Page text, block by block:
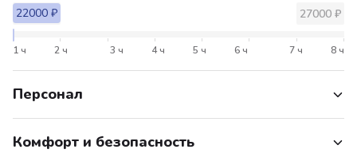
22000 ₽ 27000 ₽
22000 ₽
1ч 2ч 3 ч 4 ч 5 ч 6 ч 7ч 8ч
Персонал
Комфорт и безопасность